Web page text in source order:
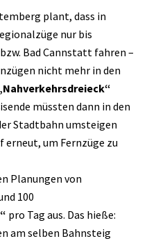
plant, dass in
nur bis
Bad Cannstatt fahren –
nicht mehr in den
müssten dann in den
Stadtbahn umsteigen
um Fernzüge zu
Planungen von
100
pro Tag aus. Das hieße:
am selben Bahnsteig